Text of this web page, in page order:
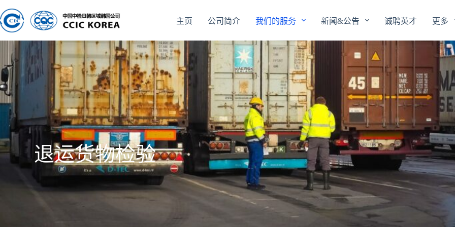
主页 公司简介 我们的服务 新闻&公告 诚聘英才 更多
退运货物检验